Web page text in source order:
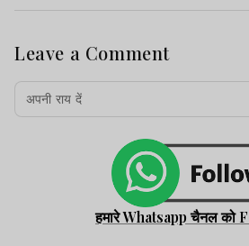
Leave a Comment
हमारे Whatsapp चैनल को